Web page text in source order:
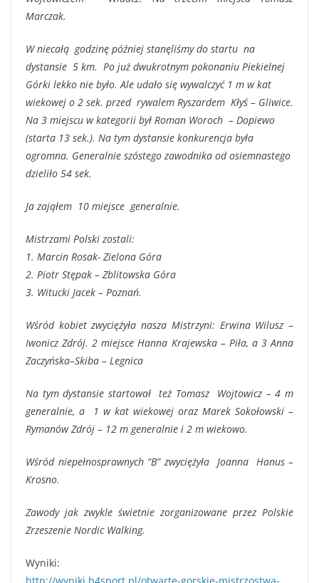
Marczak.
W niecałą godzinę później stanęliśmy do startu na
dystansie 5 km. Po już dwukrotnym pokonaniu Piekielnej
Górki lekko nie było. Ale udało się wywalczyć 1 m w kat
wiekowej o 2 sek. przed rywalem Ryszardem Kłyś – Gliwice.
Na 3 miejscu w kategorii był Roman Woroch – Dopiewo
(starta 13 sek.). Na tym dystansie konkurencja była
ogromna. Generalnie szóstego zawodnika od osiemnastego
dzieliło 54 sek.
Ja zająłem 10 miejsce generalnie.
Mistrzami Polski zostali:
1. Marcin Rosak- Zielona Góra
2. Piotr Stępak – Zblitowska Góra
3. Witucki Jacek – Poznań.
Wśród kobiet zwyciężyła nasza Mistrzyni: Erwina Wilusz –
Iwonicz Zdrój. 2 miejsce Hanna Krajewska – Piła, a 3 Anna
Zaczyńska–Skiba – Legnica
Na tym dystansie startował też Tomasz Wojtowicz – 4 m
generalnie, a 1 w kat wiekowej oraz Marek Sokołowski –
Rymanów Zdrój – 12 m generalnie i 2 m wiekowo.
Wśród niepełnosprawnych “B” zwyciężyła Joanna Hanus –
Krosno.
Zawody jak zwykle świetnie zorganizowane przez Polskie
Zrzeszenie Nordic Walking.
Wyniki: